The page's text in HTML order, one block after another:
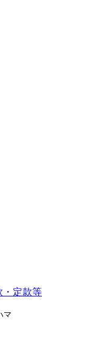
・定款等
マ